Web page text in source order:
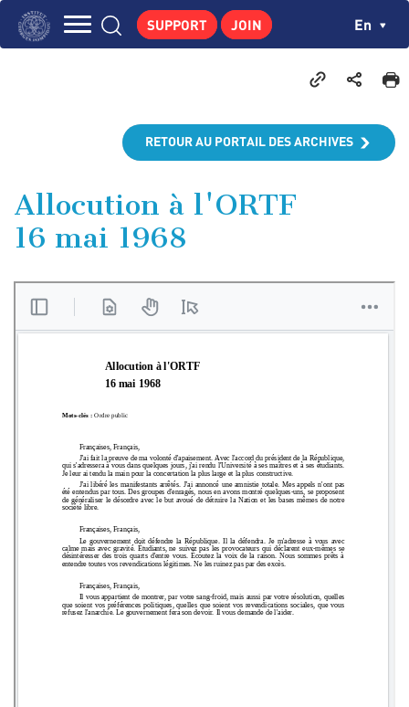
Skip
CENTRE DE RECHERCHES
PUBLICATIONS
NEWS
PEDAGOGICAL AREA
SUPPORT JOIN En
RETOUR AU PORTAIL DES ARCHIVES
Allocution à l'ORTF
16 mai 1968
Cookies management panel